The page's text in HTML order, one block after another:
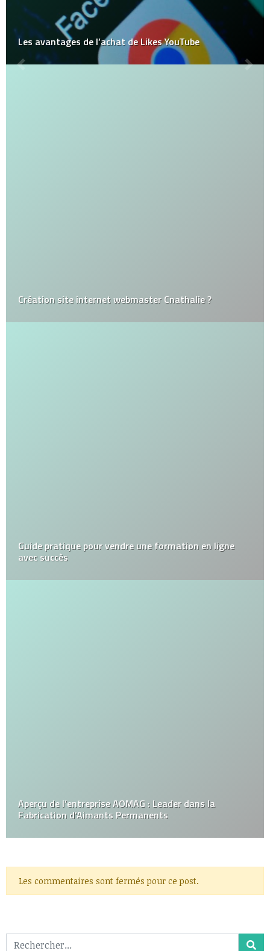
Les avantages de l’achat de Likes YouTube
Création site internet webmaster Cnathalie ?
Guide pratique pour vendre une formation en ligne
avec succès
Aperçu de l’entreprise AOMAG : Leader dans la
Fabrication d’Aimants Permanents
Les commentaires sont fermés pour ce post.